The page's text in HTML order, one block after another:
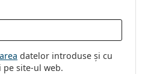
datelor introduse și cu
site-ul web.